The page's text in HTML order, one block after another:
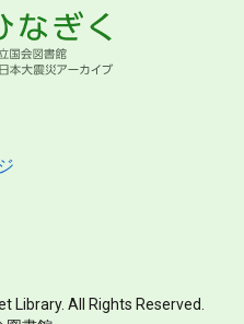
Library. All Rights Reserved.